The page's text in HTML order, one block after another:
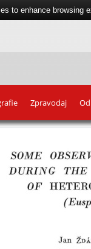
Zpravodaj
to enhance browsing